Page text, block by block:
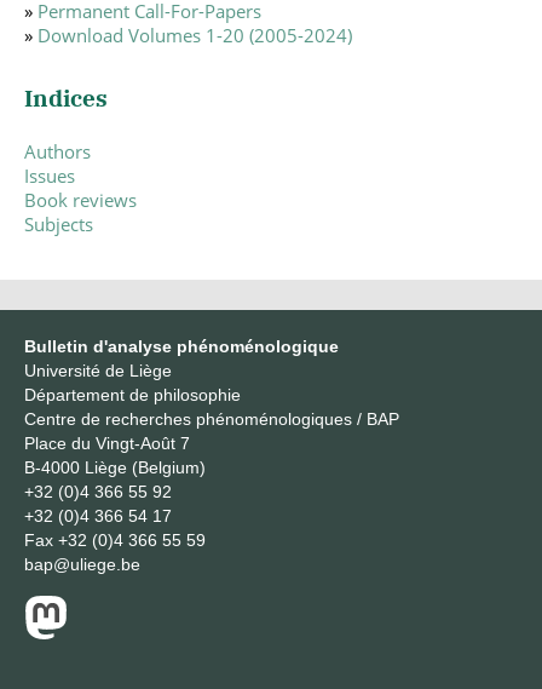
» Permanent Call-For-Papers
» Download Volumes 1-20 (2005-2024)
Indices
Authors
Issues
Book reviews
Subjects
Bulletin d'analyse phénoménologique
Université de Liège
Département de philosophie
Centre de recherches phénoménologiques / BAP
Place du Vingt-Août 7
B-4000 Liège (Belgium)
+32 (0)4 366 55 92
+32 (0)4 366 54 17
Fax +32 (0)4 366 55 59
bap@uliege.be